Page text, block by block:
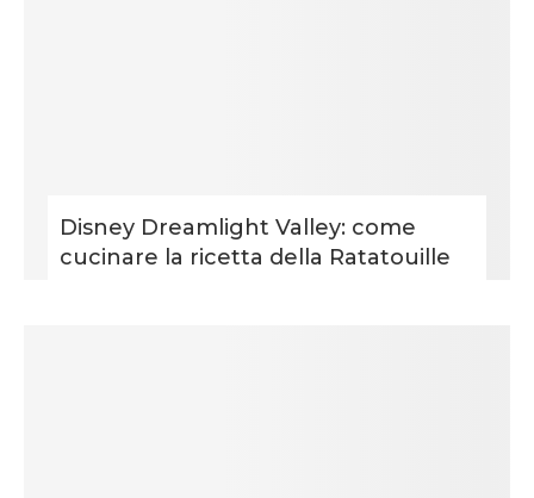
Disney Dreamlight Valley: come
cucinare la ricetta della Ratatouille